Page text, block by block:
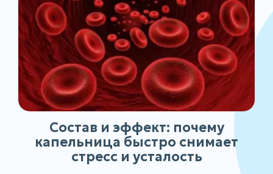
Состав и эффект: почему
капельница быстро снимает
стресс и усталость